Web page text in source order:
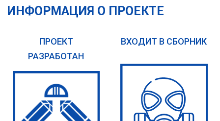
ИНФОРМАЦИЯ О ПРОЕКТЕ
ПРОЕКТ
РАЗРАБОТАН
ВХОДИТ В СБОРНИК